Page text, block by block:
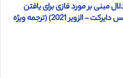
مبنی بر مورد فازی برای یافتن
اولویت بیماران کووید-19 (ساینس دایرکت – الزویر 2021) (ترجمه ویژه